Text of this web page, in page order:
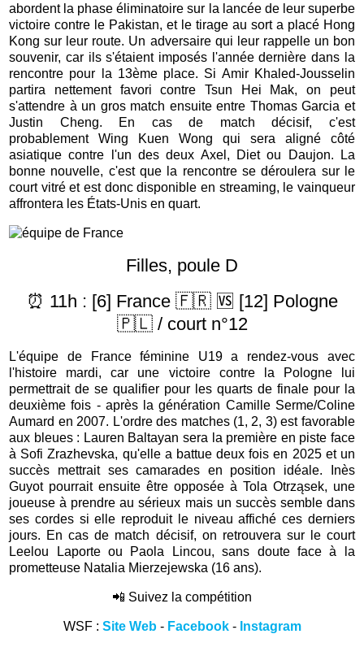
abordent la phase éliminatoire sur la lancée de leur superbe
victoire contre le Pakistan, et le tirage au sort a placé Hong
Kong sur leur route. Un adversaire qui leur rappelle un bon
souvenir, car ils s'étaient imposés l'année dernière dans la
rencontre pour la 13ème place. Si Amir Khaled-Jousselin
partira nettement favori contre Tsun Hei Mak, on peut
s'attendre à un gros match ensuite entre Thomas Garcia et
Justin Cheng. En cas de match décisif, c'est
probablement Wing Kuen Wong qui sera aligné côté
asiatique contre l'un des deux Axel, Diet ou Daujon. La
bonne nouvelle, c'est que la rencontre se déroulera sur le
court vitré et est donc disponible en streaming, le vainqueur
affrontera les États-Unis en quart.
Filles, poule D
⏰ 11h : [6] France 🇫🇷 🆚 [12] Pologne
🇵🇱 / court n°12
L'équipe de France féminine U19 a rendez-vous avec
l'histoire mardi, car une victoire contre la Pologne lui
permettrait de se qualifier pour les quarts de finale pour la
deuxième fois - après la génération Camille Serme/Coline
Aumard en 2007. L'ordre des matches (1, 2, 3) est favorable
aux bleues : Lauren Baltayan sera la première en piste face
à Sofi Zrazhevska, qu'elle a battue deux fois en 2025 et un
succès mettrait ses camarades en position idéale. Inès
Guyot pourrait ensuite être opposée à Tola Otrząsek, une
joueuse à prendre au sérieux mais un succès semble dans
ses cordes si elle reproduit le niveau affiché ces derniers
jours. En cas de match décisif, on retrouvera sur le court
Leelou Laporte ou Paola Lincou, sans doute face à la
prometteuse Natalia Mierzejewska (16 ans).
📲 Suivez la compétition
WSF : Site Web- Facebook- Instagram